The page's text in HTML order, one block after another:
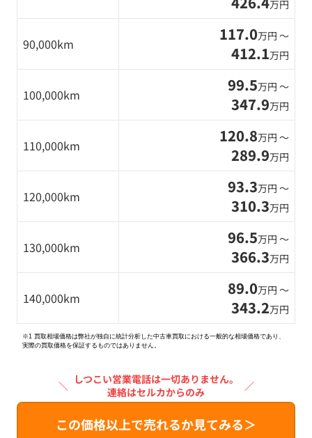
万円
90,000km 117.0万円 〜
412.1万円
100,000km 99.5万円 〜
347.9万円
110,000km 120.8万円 〜
289.9万円
120,000km 93.3万円 〜
310.3万円
130,000km 96.5万円 〜
366.3万円
140,000km 89.0万円 〜
343.2万円
※1 買取相場価格は弊社が独自に統計分析した中古車買取における一般的な相場価格であり、
実際の買取価格を保証するものではありません。
＼ しつこい営業電話は一切ありません。
連絡はセルカからのみ
／
この価格以上で売れるか見てみる＞